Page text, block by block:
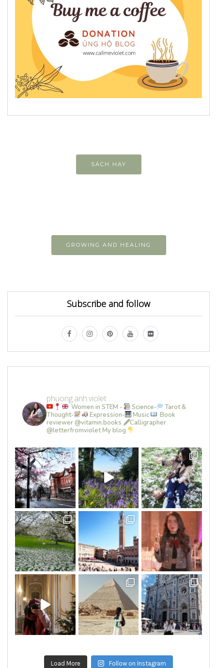
SÁCH HAY
GROWING AND HEALING
Subscribe and follow
phuong.anh.violet
Women in STEM - Science-
Tarot &
Thought-
Expression- Music
Book
reviewer @vitamin.books 🖋Calligrapher
@letterfromvioletMy blog
Load More Follow on Instagram